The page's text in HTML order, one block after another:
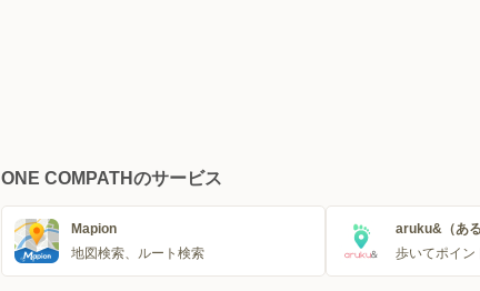
ONE COMPATHのサービス
Mapion
地図検索、ルート検索
aruku&（ある
歩いてポイン